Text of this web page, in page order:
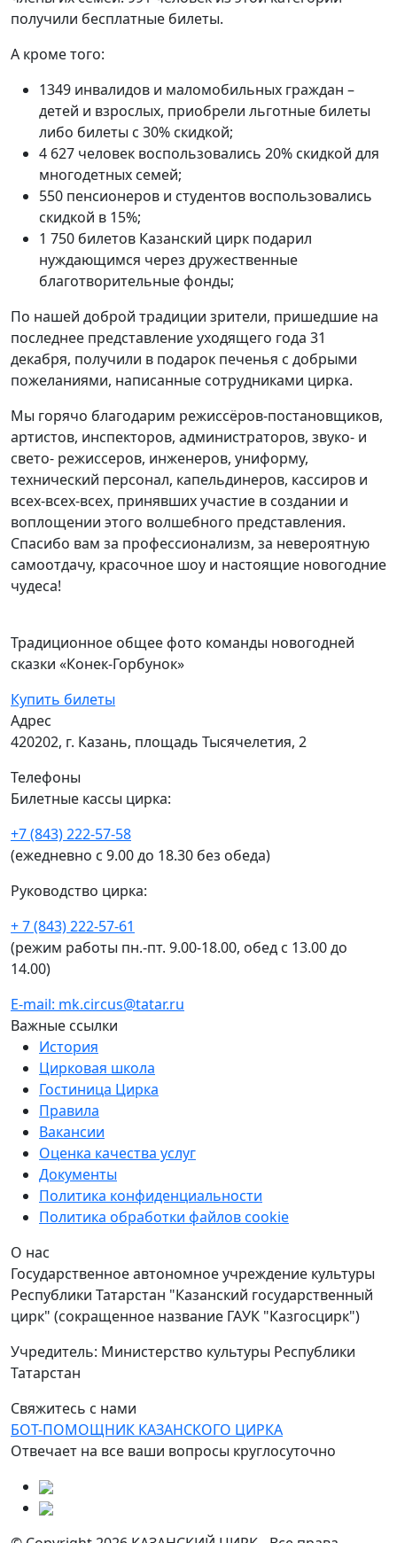
получили бесплатные билеты.
А кроме того:
1349 инвалидов и маломобильных граждан –
детей и взрослых, приобрели льготные билеты
либо билеты с 30% скидкой;
4 627 человек воспользовались 20% скидкой для
многодетных семей;
550 пенсионеров и студентов воспользовались
скидкой в 15%;
1 750 билетов Казанский цирк подарил
нуждающимся через дружественные
благотворительные фонды;
По нашей доброй традиции зрители, пришедшие на
последнее представление уходящего года 31
декабря, получили в подарок печенья с добрыми
пожеланиями, написанные сотрудниками цирка.
Мы горячо благодарим режиссёров-постановщиков,
артистов, инспекторов, администраторов, звуко- и
свето- режиссеров, инженеров, униформу,
технический персонал, капельдинеров, кассиров и
всех-всех-всех, принявших участие в создании и
воплощении этого волшебного представления.
Спасибо вам за профессионализм, за невероятную
самоотдачу, красочное шоу и настоящие новогодние
чудеса!
Традиционное общее фото команды новогодней
сказки «Конек-Горбунок»
Купить билеты
Адрес
420202, г. Казань, площадь Тысячелетия, 2
Телефоны
Билетные кассы цирка:
+7 (843) 222-57-58
(ежедневно с 9.00 до 18.30 без обеда)
Руководство цирка:
+ 7 (843) 222-57-61
(режим работы пн.-пт. 9.00-18.00, обед с 13.00 до
14.00)
E-mail: mk.circus@tatar.ru
Важные ссылки
История
Цирковая школа
Гостиница Цирка
Правила
Вакансии
Оценка качества услуг
Документы
Политика конфиденциальности
Политика обработки файлов cookie
О нас
Государственное автономное учреждение культуры
Республики Татарстан "Казанский государственный
цирк" (сокращенное название ГАУК "Казгосцирк")
Учредитель: Министерство культуры Республики
Татарстан
Свяжитесь с нами
БОТ-ПОМОЩНИК КАЗАНСКОГО ЦИРКА
Отвечает на все ваши вопросы круглосуточно